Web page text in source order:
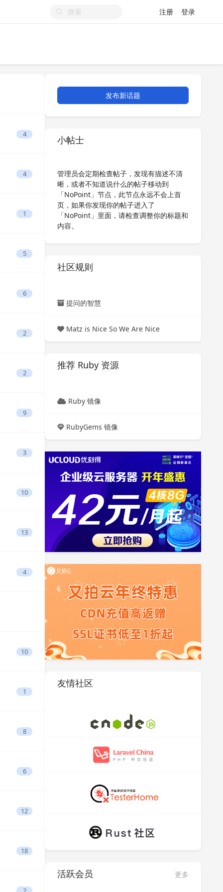
注册 登录
4
4
1
5
6
2
2
9
3
10
13
4
10
1
8
6
12
18
发布新话题
小帖士
管理员会定期检查帖子，发现有描述不清
晰，或者不知道说什么的帖子移动到
「NoPoint」节点，此节点永远不会上首
页，如果你发现你的帖子进入了
「NoPoint」里面，请检查调整你的标题和
内容。
社区规则
提问的智慧
Matz is Nice So We Are Nice
推荐 Ruby 资源
Ruby 镜像
RubyGems 镜像
友情社区
活跃会员 更多